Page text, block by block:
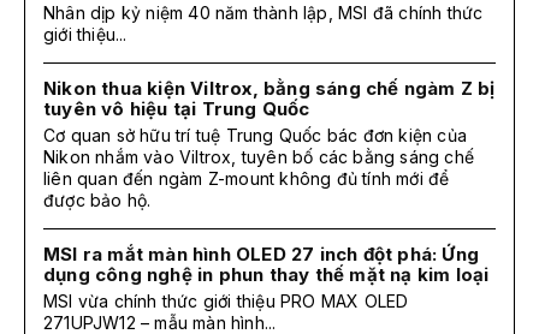
Nhân dịp kỷ niệm 40 năm thành lập, MSI đã chính thức
giới thiệu...
Nikon thua kiện Viltrox, bằng sáng chế ngàm Z bị
tuyên vô hiệu tại Trung Quốc
Cơ quan sở hữu trí tuệ Trung Quốc bác đơn kiện của
Nikon nhắm vào Viltrox, tuyên bố các bằng sáng chế
liên quan đến ngàm Z-mount không đủ tính mới để
được bảo hộ.
MSI ra mắt màn hình OLED 27 inch đột phá: Ứng
dụng công nghệ in phun thay thế mặt nạ kim loại
MSI vừa chính thức giới thiệu PRO MAX OLED
271UPJW12 – mẫu màn hình...